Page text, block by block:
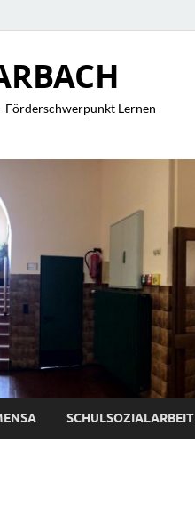
Förderschwerpunkt Lernen
SCHULSOZIALARBEIT